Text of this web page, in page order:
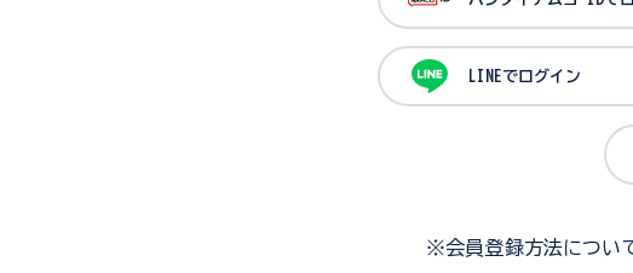
LINEでログイン
※会員登録方法につい